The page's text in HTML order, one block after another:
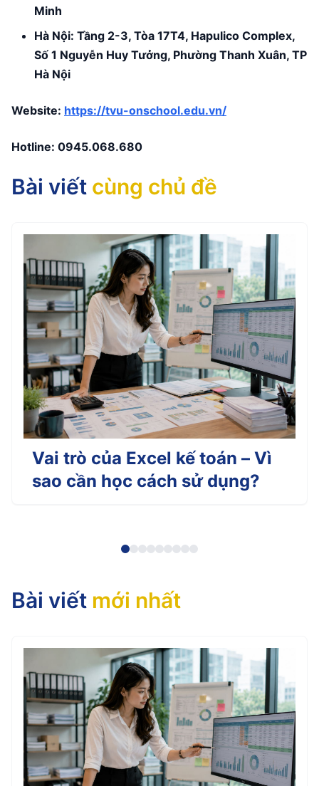
Minh
Hà Nội: Tầng 2-3, Tòa 17T4, Hapulico Complex,
Số 1 Nguyễn Huy Tưởng, Phường Thanh Xuân, TP
Hà Nội
Website: https://tvu-onschool.edu.vn/
Hotline: 0945.068.680
Bài viết cùng chủ đề
Vai trò của Excel kế toán – Vì
sao cần học cách sử dụng?
Bài viết mới nhất